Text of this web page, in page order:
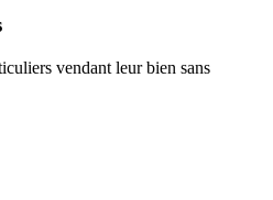
vendant leur bien sans